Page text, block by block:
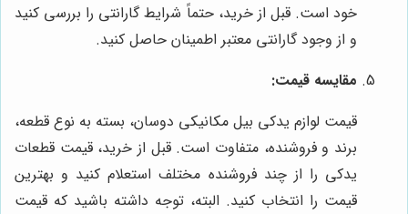
خود است. قبل از خرید، حتماً شرایط گارانتی را بررسی کنید
و از وجود گارانتی معتبر اطمینان حاصل کنید.
مقایسه قیمت:
قیمت لوازم یدکی بیل مکانیکی دوسان، بسته به نوع قطعه،
برند و فروشنده، متفاوت است. قبل از خرید، قیمت قطعات
یدکی را از چند فروشنده مختلف استعلام کنید و بهترین
قیمت را انتخاب کنید. البته، توجه داشته باشید که قیمت